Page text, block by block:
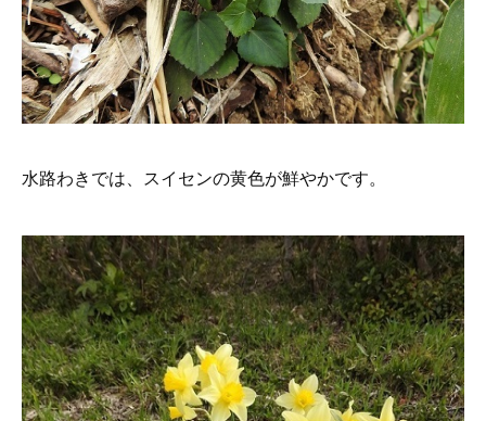
水路わきでは、スイセンの黄色が鮮やかです。